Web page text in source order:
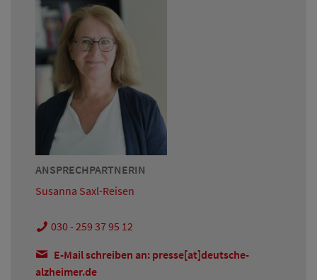
ANSPRECHPARTNERIN
Susanna Saxl-Reisen
030 - 259 37 95 12
E-Mail schreiben an: presse[at]deutsche-
alzheimer.de